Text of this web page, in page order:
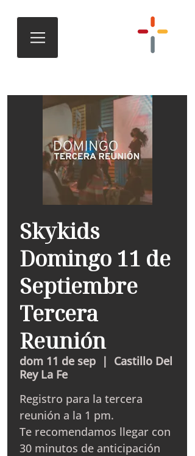
Skykids
Domingo 11 de
Septiembre
Tercera
Reunión
dom 11 de sep
  |
Castillo Del
Rey La Fe
Registro para la tercera
reunión a la 1 pm.
Te recomendamos llegar con
30 minutos de anticipación